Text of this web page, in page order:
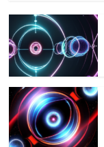
e
b
o
o
k
itt
er